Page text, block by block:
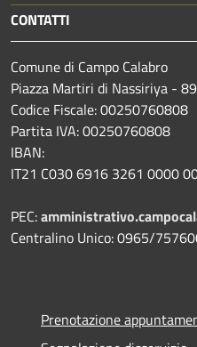
CONTATTI
Comune di Campo Calabro
Piazza Martiri di Nassiriya -
Codice Fiscale: 00250760808
Partita IVA: 00250760808
IBAN:
IT21 C030 6916 3261 0000
PEC:
Centralino Unico: 0965/
Prenotazione